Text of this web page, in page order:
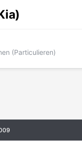
(Particulieren)